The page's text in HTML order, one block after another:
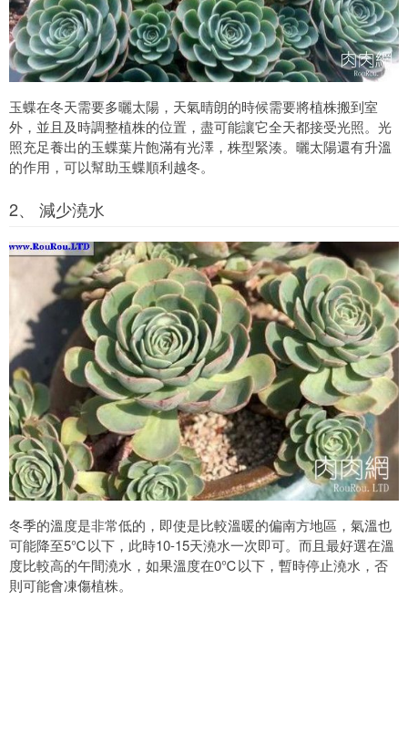
玉蝶在冬天需要多曬太陽，天氣晴朗的時候需要將植株搬到室
外，並且及時調整植株的位置，盡可能讓它全天都接受光照。光
照充足養出的玉蝶葉片飽滿有光澤，株型緊湊。曬太陽還有升溫
的作用，可以幫助玉蝶順利越冬。
2、 減少澆水
冬季的溫度是非常低的，即使是比較溫暖的偏南方地區，氣溫也
可能降至5℃以下，此時10-15天澆水一次即可。而且最好選在溫
度比較高的午間澆水，如果溫度在0℃以下，暫時停止澆水，否
則可能會凍傷植株。